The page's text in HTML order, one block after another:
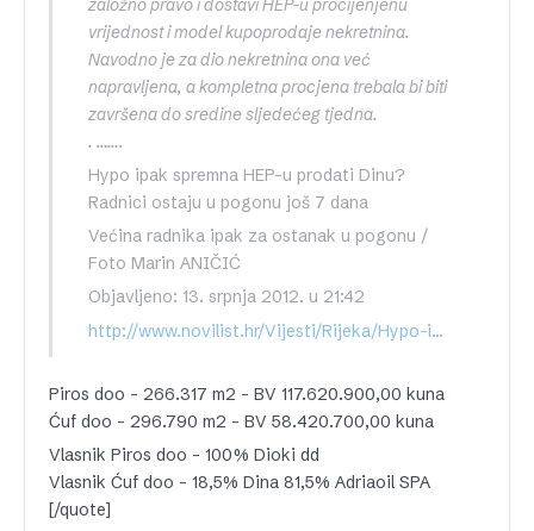
založno pravo i dostavi HEP-u procijenjenu
vrijednost i model kupoprodaje nekretnina.
Navodno je za dio nekretnina ona već
napravljena, a kompletna procjena trebala bi biti
završena do sredine sljedećeg tjedna.
. …….
Hypo ipak spremna HEP-u prodati Dinu?
Radnici ostaju u pogonu još 7 dana
Većina radnika ipak za ostanak u pogonu /
Foto Marin ANIČIĆ
Objavljeno: 13. srpnja 2012. u 21:42
http://www.novilist.hr/Vijesti/Rijeka/Hypo-ipak-spremna-HEP-u-prodati-Dinu-Radnici-ostaju-u-pogonu-jos-7-dana
Piros doo – 266.317 m2 – BV 117.620.900,00 kuna
Ćuf doo – 296.790 m2 – BV 58.420.700,00 kuna
Vlasnik Piros doo – 100% Dioki dd
Vlasnik Ćuf doo – 18,5% Dina 81,5% Adriaoil SPA
[/quote]